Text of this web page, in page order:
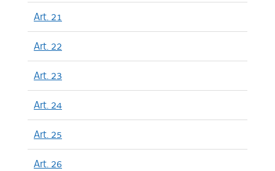
Art. 21
Art. 22
Art. 23
Art. 24
Art. 25
Art. 26